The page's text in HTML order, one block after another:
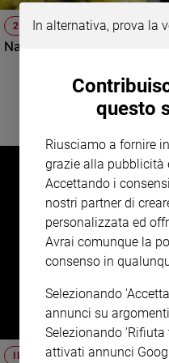
e
giovani
Adolescenza
Vai
Foto
Podcast
Privacy
25 NOVEMBRE
Nancy Brilli: «La mia
IL CASO
In alternativa, prova la
questo
Riusciamo a fornire
grazie alla pubblicità
Accettando i
nostri partner di
personalizzata ed
Avrai comunque la
consenso in
Selezionando
annunci su
Selezionando
attivati annunci